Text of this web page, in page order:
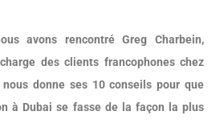
avons rencontré Greg Charbein,
des clients francophones chez
donne ses 10 conseils pour que
à Dubai se fasse de la façon la plus